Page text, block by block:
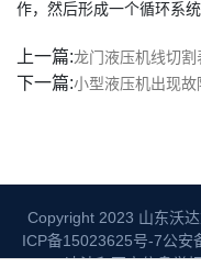
作，然后形成一个循环系
上一篇:龙门液压机线切
下一篇:小型液压机出现故
Copyright 2023 山东沃
ICP备15023625号-7公安
违法和不良信息举